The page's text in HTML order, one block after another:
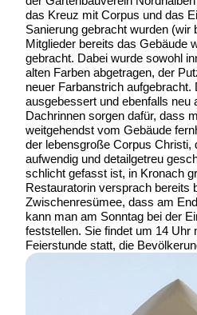
das Kreuz mit Corpus und das
Sanierung gebracht wurden (wir
Mitglieder bereits das Gebäude
gebracht. Dabei wurde sowohl
alten Farben abgetragen, der
neuer Farbanstrich
ausgebessert und ebenfalls neu
Dachrinnen sorgen dafür, dass
weitgehendst vom Gebäude
der lebensgroße Corpus Christi,
aufwendig und detailgetreu
schlicht gefasst ist, in Kronach
Restauratorin versprach bereits
Zwischenresümee, dass am
kann man am Sonntag bei der
feststellen. Sie findet um 14 Uhr
Feierstunde statt, die